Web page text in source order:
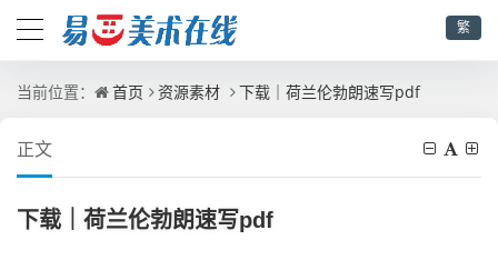
繁
当前位置： 首页 资源素材 下载｜荷兰伦勃朗速写pdf
正文
下载｜荷兰伦勃朗速写pdf